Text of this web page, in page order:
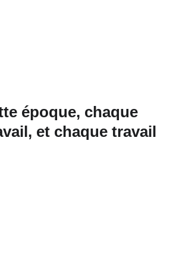
époque, chaque
et chaque travail